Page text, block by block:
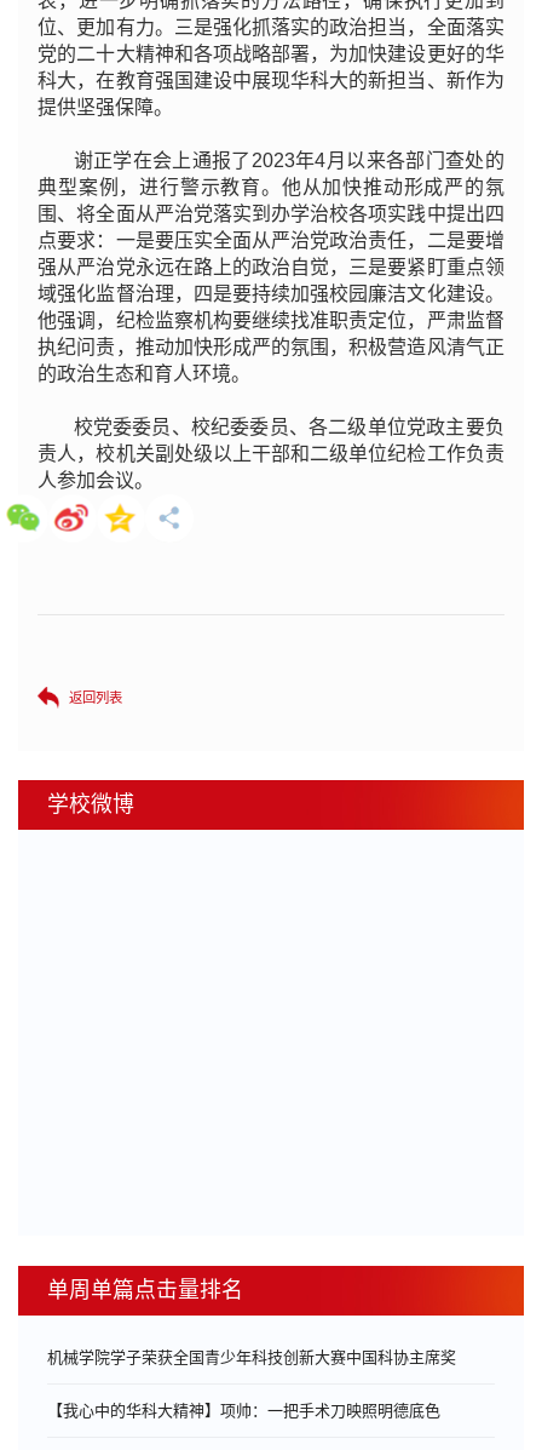
位、更加有力。三是强化抓落实的政治担当，全面落实
党的二十大精神和各项战略部署，为加快建设更好的华
科大，在教育强国建设中展现华科大的新担当、新作为
提供坚强保障。
谢正学在会上通报了2023年4月以来各部门查处的
典型案例，进行警示教育。他从加快推动形成严的氛
围、将全面从严治党落实到办学治校各项实践中提出四
点要求：一是要压实全面从严治党政治责任，二是要增
强从严治党永远在路上的政治自觉，三是要紧盯重点领
域强化监督治理，四是要持续加强校园廉洁文化建设。
他强调，纪检监察机构要继续找准职责定位，严肃监督
执纪问责，推动加快形成严的氛围，积极营造风清气正
的政治生态和育人环境。
校党委委员、校纪委委员、各二级单位党政主要负
责人，校机关副处级以上干部和二级单位纪检工作负责
人参加会议。
返回列表
学校微博
单周单篇点击量排名
机械学院学子荣获全国青少年科技创新大赛中国科协主席奖
【我心中的华科大精神】项帅：一把手术刀映照明德底色